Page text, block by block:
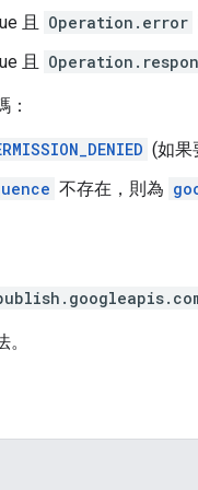
且 Operation.error
且
：
(如果
不存在，則為
。